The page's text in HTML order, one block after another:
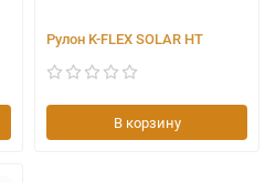
Рулон K-FLEX SOLAR HT
В корзину